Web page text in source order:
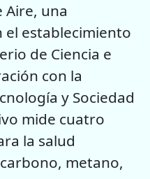
Aire, una
el establecimiento
de Ciencia e
con la
y Sociedad
mide cuatro
la salud
metano,